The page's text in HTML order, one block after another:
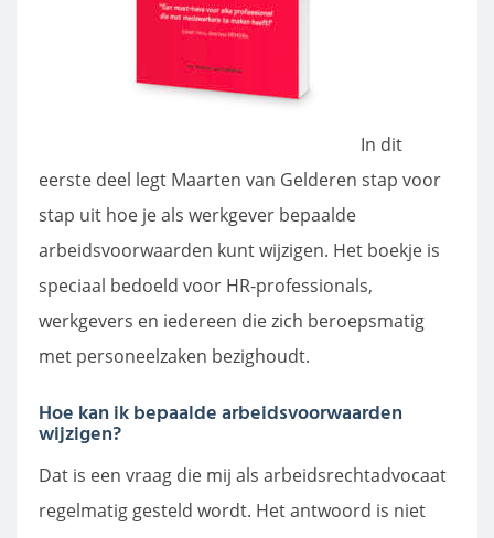
In dit
eerste deel legt Maarten van Gelderen stap voor
stap uit hoe je als werkgever bepaalde
arbeidsvoorwaarden kunt wijzigen. Het boekje is
speciaal bedoeld voor HR-professionals,
werkgevers en iedereen die zich beroepsmatig
met personeelzaken bezighoudt.
Hoe kan ik bepaalde arbeidsvoorwaarden
wijzigen?
Dat is een vraag die mij als arbeidsrechtadvocaat
regelmatig gesteld wordt. Het antwoord is niet